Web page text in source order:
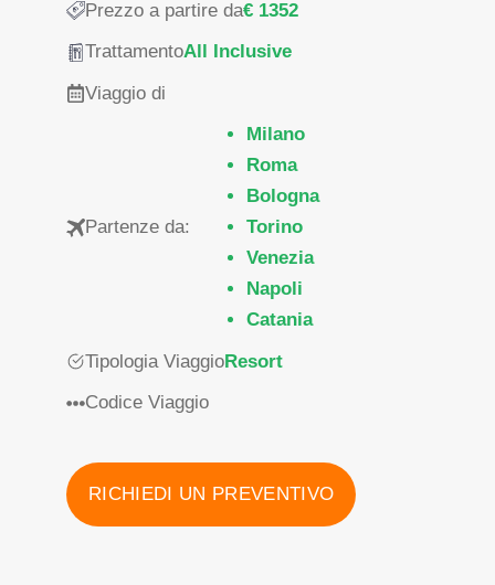
Prezzo a partire da€ 1352
TrattamentoAll Inclusive
Viaggio di
Partenze da:
Milano
Roma
Bologna
Torino
Venezia
Napoli
Catania
Tipologia ViaggioResort
Codice Viaggio
RICHIEDI UN PREVENTIVO